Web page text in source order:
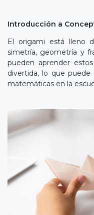
Introducción a
El origami está lleno
simetría, geometría y
pueden aprender
divertida, lo que
matemáticas en la